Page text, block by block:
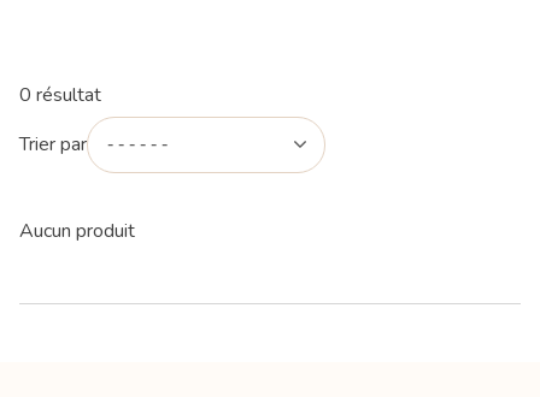
0 résultat
Trier par
Aucun produit